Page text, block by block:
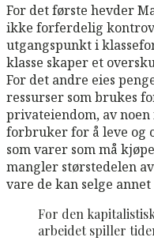
For det første hevder
ikke forferdelig
utgangspunkt i
klasse skaper et
For det andre eies
ressurser som brukes
privateiendom, av
forbruker for å leve og
som varer som må
mangler størstedelen
vare de kan selge
For den
arbeidet spiller